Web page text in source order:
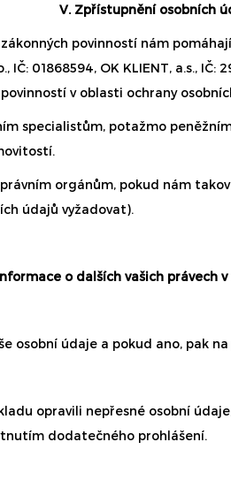
V. Zpřístupnění osobních
povinností nám
01868594, OK KLIENT, a.s.,
v oblasti ochrany
specialistům, potažmo
orgánům, pokud nám
údajů vyžadovat).
o dalších vašich právech
osobní údaje a pokud ano, pak
opravili nepřesné osobní
dodatečného prohlášení.